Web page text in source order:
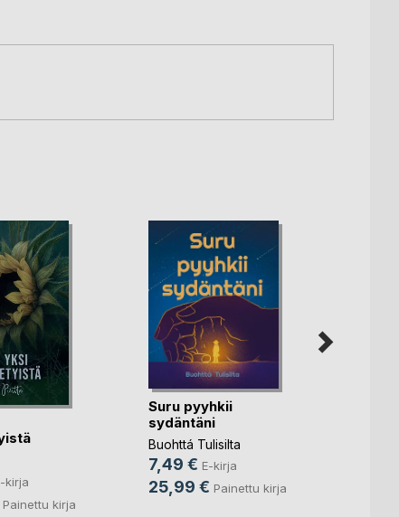
kirja
Painettu kirja
Suru pyyhkii
sydäntäni
Buohttá Tulisilta
7,49 € E-kirja
25,99 € Painettu kirja